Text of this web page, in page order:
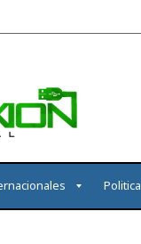
Politica